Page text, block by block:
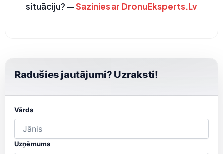
situāciju? —Sazinies ar DronuEksperts.Lv
Radušies jautājumi? Uzraksti!
Vārds
Uzņēmums